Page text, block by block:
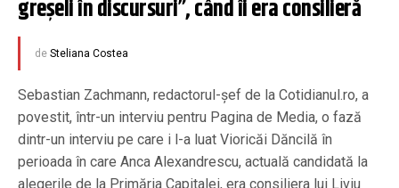
greşeli în discursuri”, când îi era consilieră
de Steliana Costea
Sebastian Zachmann, redactorul-șef de la Cotidianul.ro, a
povestit, într-un interviu pentru Pagina de Media, o fază
dintr-un interviu pe care i l-a luat Vioricăi Dăncilă în
perioada în care Anca Alexandrescu, actuală candidată la
alegerile de la Primăria Capitalei, era consiliera lui Liviu